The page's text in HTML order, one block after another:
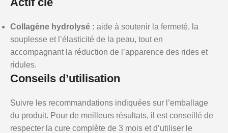
Collagène hydrolysé : aide à soutenir la fermeté, la
souplesse et l’élasticité de la peau, tout en
accompagnant la réduction de l’apparence des rides et
ridules.
Conseils d’utilisation
Suivre les recommandations indiquées sur l’emballage
du produit. Pour de meilleurs résultats, il est conseillé de
respecter la cure complète de 3 mois et d’utiliser le